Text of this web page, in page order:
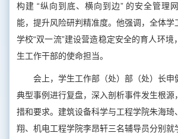
构建 “纵向到底、横向到边” 的安全管理
能，提升风险研判精准度。他强调，全体学
学校“双一流”建设营造稳定安全的育人环境
生工作干部的使命担当。
会上，学生工作部（处）部（处）长申
典型事例进行复盘，深入剖析事件发生根源
措和要求。建筑设备科学与工程学院朱海琦
翔、机电工程学院李昂轩三名辅导员分别就